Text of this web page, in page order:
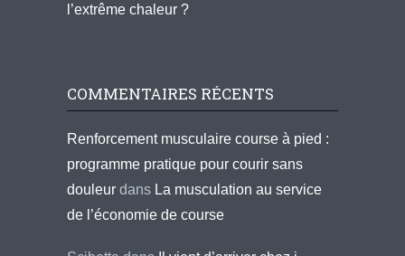
l’extrême chaleur ?
COMMENTAIRES RÉCENTS
Renforcement musculaire course à pied :
programme pratique pour courir sans
douleur dans La musculation au service
de l’économie de course